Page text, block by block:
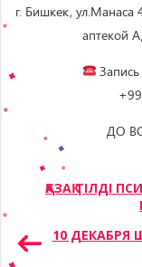
г. Бишкек, ул.Манаса
аптекой
ДО
Навигация
записям
ҚАЗАҚ ТІЛДІ
10 ДЕКАБРЯ